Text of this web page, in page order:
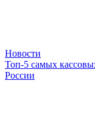
Новости
Топ-5 самых
России